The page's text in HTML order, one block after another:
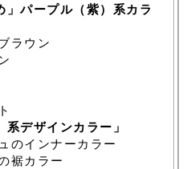
」パープル（紫）系カラ
ラウン
デザインカラー」
のインナーカラー
裾カラー